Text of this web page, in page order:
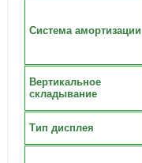
Система амортизации
Вертикальное
складывание
Тип дисплея